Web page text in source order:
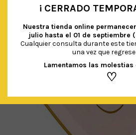
¡ CERRADO
Nuestra tienda online
julio hasta el 01 de septiembre
Cualquier consulta durante este
una vez que
Lamentamos las molestias
♡